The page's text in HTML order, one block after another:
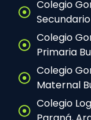
Colegio
Colegio
Primaria
Colegio
Maternal
Colegio